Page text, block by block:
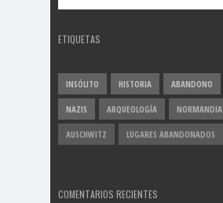
ETIQUETAS
INSÓLITO HISTORIA ABANDONO
NAZIS ARQUEOLOGÍA NORMANDIA
AUSCHWITZ LUGARES ABANDONADOS
COMENTARIOS RECIENTES